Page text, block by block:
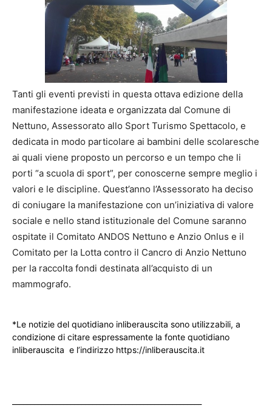
Tanti gli eventi previsti in questa ottava edizione della
manifestazione ideata e organizzata dal Comune di
Nettuno, Assessorato allo Sport Turismo Spettacolo, e
dedicata in modo particolare ai bambini delle scolaresche
ai quali viene proposto un percorso e un tempo che li
porti “a scuola di sport”, per conoscerne sempre meglio i
valori e le discipline. Quest’anno l’Assessorato ha deciso
di coniugare la manifestazione con un’iniziativa di valore
sociale e nello stand istituzionale del Comune saranno
ospitate il Comitato ANDOS Nettuno e Anzio Onlus e il
Comitato per la Lotta contro il Cancro di Anzio Nettuno
per la raccolta fondi destinata all’acquisto di un
mammografo.
*Le notizie del quotidiano inliberauscita sono utilizzabili, a
condizione di citare espressamente la fonte quotidiano
inliberauscita e l’indirizzo https://inliberauscita.it